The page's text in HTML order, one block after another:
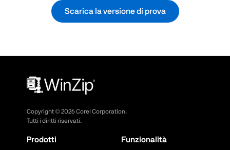
Scarica la versione di prova
Copyright © 2026Corel Corporation.
Tutti i diritti riservati.
Prodotti Funzionalità